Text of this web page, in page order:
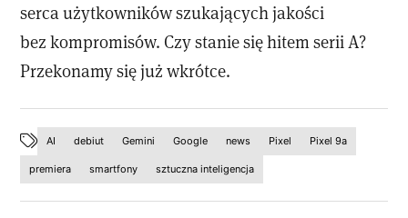
serca użytkowników szukających jakości
bez kompromisów. Czy stanie się hitem serii A?
Przekonamy się już wkrótce.
AI debiut Gemini Google news Pixel Pixel 9a
premiera smartfony sztuczna inteligencja